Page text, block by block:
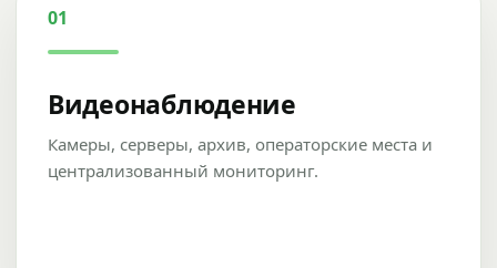
01
Видеонаблюдение
Камеры, серверы, архив, операторские места и
централизованный мониторинг.